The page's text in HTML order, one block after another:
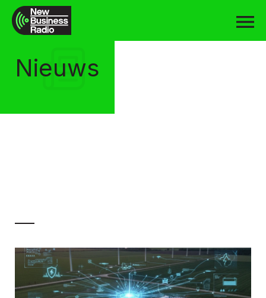
Nieuws